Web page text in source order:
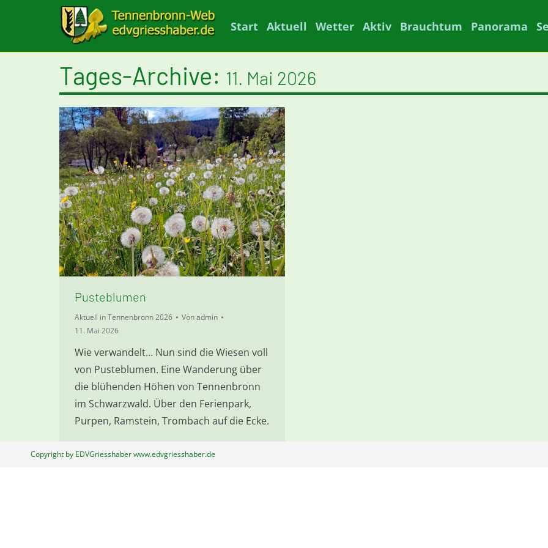
Start Aktuell Wetter Aktiv Brauchtum Panorama
Tages-Archive: 11. Mai 2026
Pusteblumen
Aktuell in Tennenbronn 2026 Vonadmin
11. Mai 2026
Wie verwandelt… Nun sind die Wiesen voll
von Pusteblumen. Eine Wanderung über
die blühenden Höhen von Tennenbronn
im Schwarzwald. Über den Ferienpark,
Purpen, Ramstein, Trombach auf die Ecke.
Copyright by EDVGriesshaber www.edvgriesshaber.de